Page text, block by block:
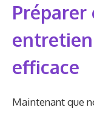
efficace
Maintenant que